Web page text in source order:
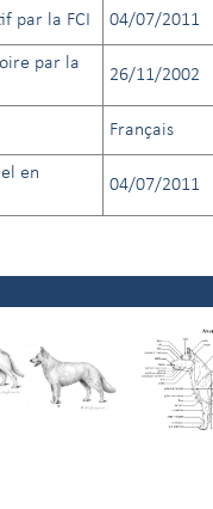
par la FCI 04/07/2011
par la
26/11/2002
Français
en
04/07/2011